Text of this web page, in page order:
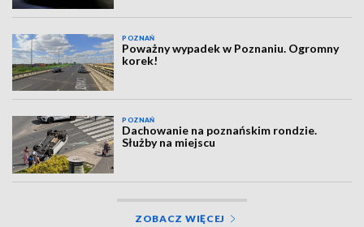
POZNAŃ
Poważny wypadek w Poznaniu. Ogromny
korek!
POZNAŃ
Dachowanie na poznańskim rondzie.
Służby na miejscu
ZOBACZ WIĘCEJ